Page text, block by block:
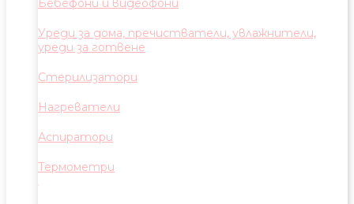
Бебефони и видеофони
Уреди за дома, пречистватели, увлажнители,
уреди за готвене
Стерилизатори
Нагреватели
Аспиратори
Термометри